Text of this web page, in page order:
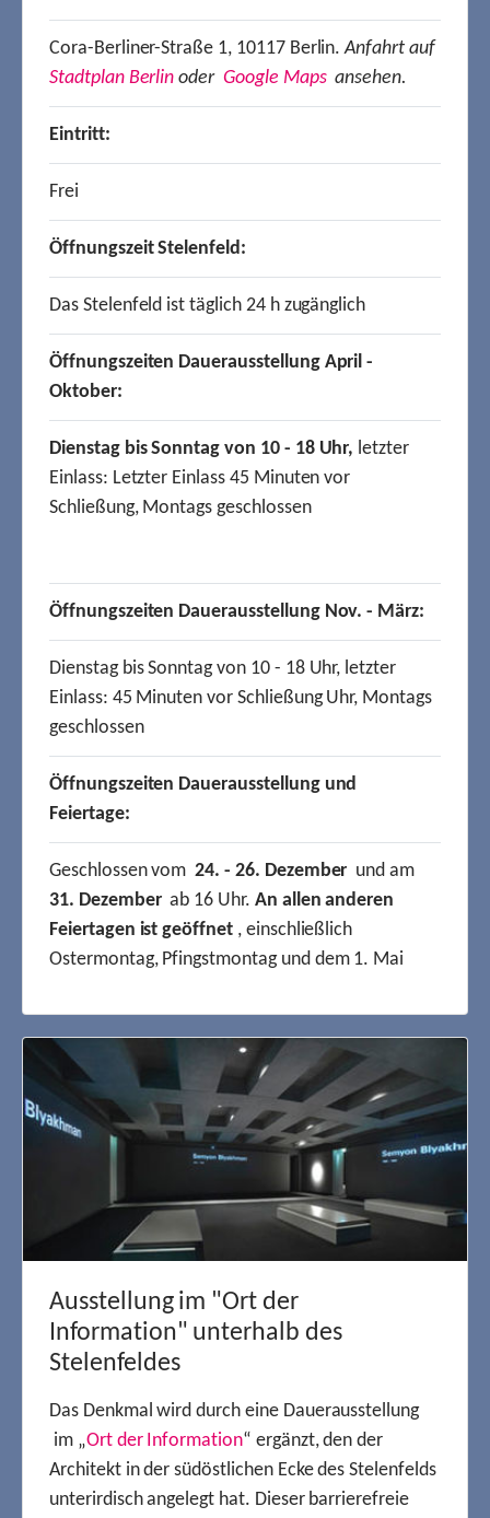
Ausstellung im "Ort der
Information" unterhalb des
Stelenfeldes
Das Denkmal wird durch eine Dauerausstellung
im „Ort der Information“ ergänzt, den der
Architekt in der südöstlichen Ecke des Stelenfelds
unterirdisch angelegt hat. Dieser barrierefreie
Cora-Berliner-Straße 1, 10117 Berlin.Anfahrt auf
Stadtplan Berlin oder Google Mapsansehen.
Eintritt:
Frei
Öffnungszeit Stelenfeld:
Das Stelenfeld ist täglich 24 h zugänglich
Öffnungszeiten Dauerausstellung April -
Oktober:
Dienstag bis Sonntag von 10 - 18 Uhr, letzter
Einlass: Letzter Einlass 45 Minuten vor
Schließung, Montags geschlossen
Öffnungszeiten Dauerausstellung Nov. - März:
Dienstag bis Sonntag von 10 - 18 Uhr, letzter
Einlass: 45 Minuten vor Schließung Uhr, Montags
geschlossen
Öffnungszeiten Dauerausstellung und
Feiertage:
Geschlossen vom24. - 26. Dezember und am
31. Dezemberab 16 Uhr. An allen anderen
Feiertagen ist geöffnet, einschließlich
Ostermontag, Pfingstmontag und dem 1. Mai